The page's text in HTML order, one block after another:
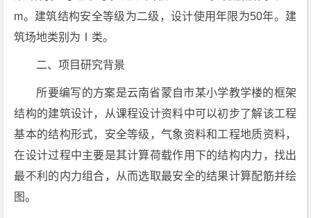
m。建筑结构安全等级为二级，设计使用年限为50年。建
筑场地类别为Ⅰ类。
二、项目研究背景
所要编写的方案是云南省蒙自市某小学教学楼的框架
结构的建筑设计，从课程设计资料中可以初步了解该工程
基本的结构形式，安全等级，气象资料和工程地质资料，
在设计过程中主要是其计算荷载作用下的结构内力，找出
最不利的内力组合，从而选取最安全的结果计算配筋并绘
图。